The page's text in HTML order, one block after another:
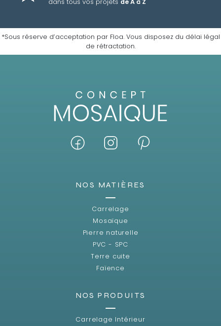
dans tous vos projets de A à Z
*Sous réserve d’acceptation par Floa. Vous disposez du délai légal
de rétractation.
NOS MATIÈRES
Carrelage
Mosaïque
Pierre naturelle
PVC - SPC
Terre cuite
Faïence
NOS PRODUITS
Carrelage Intérieur